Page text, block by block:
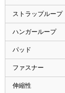
ストラップループ
ハンガーループ
パッド
ファスナー
伸縮性